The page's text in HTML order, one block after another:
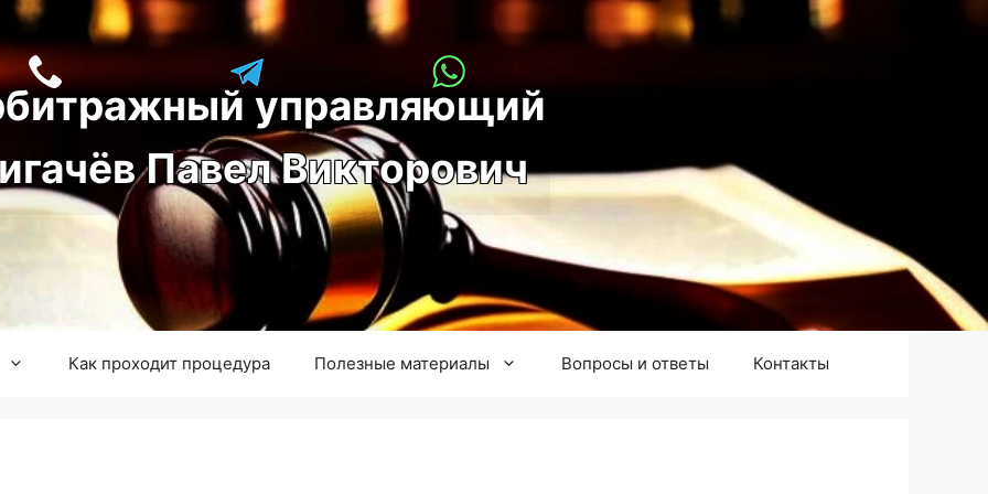
управляющий
игачёв Павел Викторович
Как проходит процедура Полезные материалы Вопросы и ответы Контакты